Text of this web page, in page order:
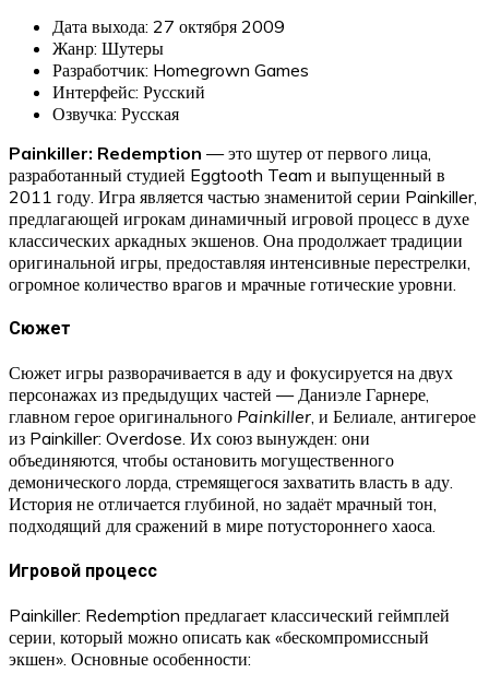
Дата выхода: 27 октября 2009
Жанр: Шутеры
Разработчик: Homegrown Games
Интерфейс: Русский
Озвучка: Русская
Painkiller: Redemption — это шутер от первого лица,
разработанный студией Eggtooth Team и выпущенный в
2011 году. Игра является частью знаменитой серии Painkiller,
предлагающей игрокам динамичный игровой процесс в духе
классических аркадных экшенов. Она продолжает традиции
оригинальной игры, предоставляя интенсивные перестрелки,
огромное количество врагов и мрачные готические уровни.
Сюжет
Сюжет игры разворачивается в аду и фокусируется на двух
персонажах из предыдущих частей — Даниэле Гарнере,
главном герое оригинального Painkiller, и Белиале, антигерое
из Painkiller: Overdose. Их союз вынужден: они
объединяются, чтобы остановить могущественного
демонического лорда, стремящегося захватить власть в аду.
История не отличается глубиной, но задаёт мрачный тон,
подходящий для сражений в мире потустороннего хаоса.
Игровой процесс
Painkiller: Redemption предлагает классический геймплей
серии, который можно описать как «бескомпромиссный
экшен». Основные особенности: